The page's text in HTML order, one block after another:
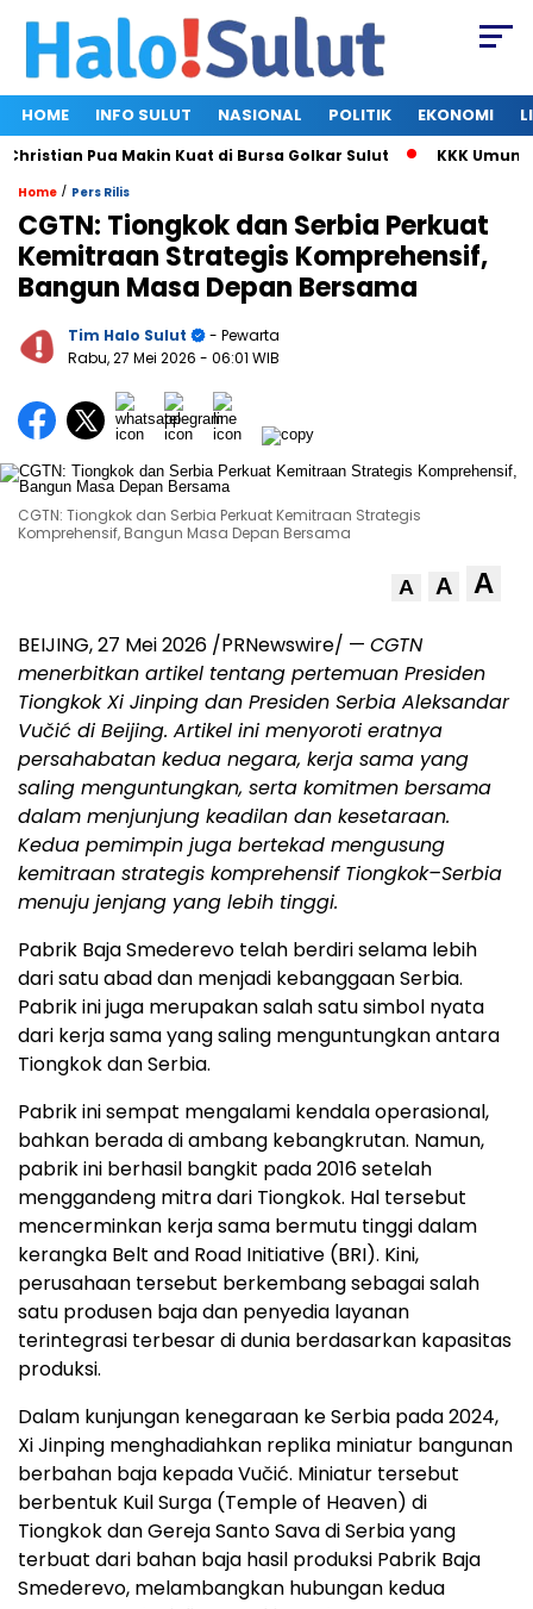
HOME INFO SULUT NASIONAL POLITIK EKONOMI
Pua Makin Kuat di Bursa Golkar Sulut KKK
Home / Pers Rilis
CGTN: Tiongkok dan Serbia Perkuat
Kemitraan Strategis Komprehensif,
Bangun Masa Depan Bersama
Tim Halo Sulut
- Pewarta
Rabu, 27 Mei 2026 - 06:01 WIB
CGTN: Tiongkok dan Serbia Perkuat Kemitraan Strategis
Komprehensif, Bangun Masa Depan Bersama
A A A
BEIJING, 27 Mei 2026 /PRNewswire/ — CGTN
menerbitkan artikel tentang pertemuan Presiden
Tiongkok Xi Jinping dan Presiden Serbia Aleksandar
Vučić di Beijing. Artikel ini menyoroti eratnya
persahabatan kedua negara, kerja sama yang
saling menguntungkan, serta komitmen bersama
dalam menjunjung keadilan dan kesetaraan.
Kedua pemimpin juga bertekad mengusung
kemitraan strategis komprehensif Tiongkok–Serbia
menuju jenjang yang lebih tinggi.
Pabrik Baja Smederevo telah berdiri selama lebih
dari satu abad dan menjadi kebanggaan Serbia.
Pabrik ini juga merupakan salah satu simbol nyata
dari kerja sama yang saling menguntungkan antara
Tiongkok dan Serbia.
Pabrik ini sempat mengalami kendala operasional,
bahkan berada di ambang kebangkrutan. Namun,
pabrik ini berhasil bangkit pada 2016 setelah
menggandeng mitra dari Tiongkok. Hal tersebut
mencerminkan kerja sama bermutu tinggi dalam
kerangka Belt and Road Initiative (BRI). Kini,
perusahaan tersebut berkembang sebagai salah
satu produsen baja dan penyedia layanan
terintegrasi terbesar di dunia berdasarkan kapasitas
produksi.
Dalam kunjungan kenegaraan ke Serbia pada 2024,
Xi Jinping menghadiahkan replika miniatur bangunan
berbahan baja kepada Vučić. Miniatur tersebut
berbentuk Kuil Surga (Temple of Heaven) di
Tiongkok dan Gereja Santo Sava di Serbia yang
terbuat dari bahan baja hasil produksi Pabrik Baja
Smederevo, melambangkan hubungan kedua